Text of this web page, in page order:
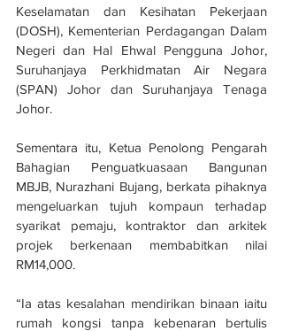
Keselamatan dan Kesihatan Pekerjaan
(DOSH), Kementerian Perdagangan Dalam
Negeri dan Hal Ehwal Pengguna Johor,
Suruhanjaya Perkhidmatan Air Negara
(SPAN) Johor dan Suruhanjaya Tenaga
Johor.
Sementara itu, Ketua Penolong Pengarah
Bahagian Penguatkuasaan Bangunan
MBJB, Nurazhani Bujang, berkata pihaknya
mengeluarkan tujuh kompaun terhadap
syarikat pemaju, kontraktor dan arkitek
projek berkenaan membabitkan nilai
RM14,000.
“Ia atas kesalahan mendirikan binaan iaitu
rumah kongsi tanpa kebenaran bertulis